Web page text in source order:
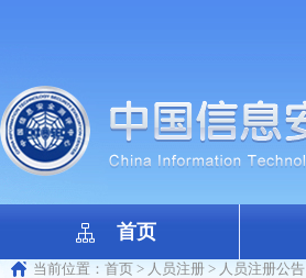
首页
当前位置： 首页 > 人员注册 > 人员注册公告